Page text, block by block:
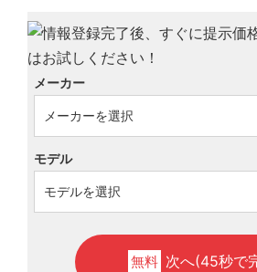
メーカー
モデル
無料 次へ(45秒で